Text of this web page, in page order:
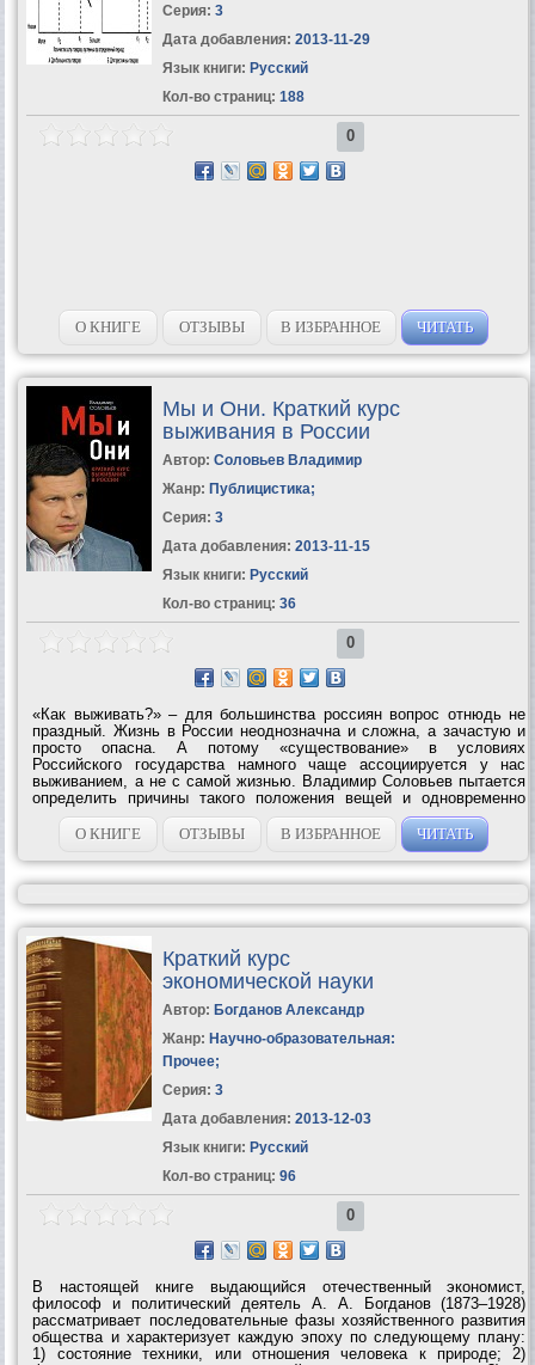
Серия: 3
Дата добавления: 2013-11-29
Язык книги: Русский
Кол-во страниц: 188
0
О КНИГЕ ОТЗЫВЫ В ИЗБРАННОЕ ЧИТАТЬ
Мы и Они. Краткий курс
выживания в России
Автор: Соловьев Владимир
Жанр: Публицистика;
Серия: 3
Дата добавления: 2013-11-15
Язык книги: Русский
Кол-во страниц: 36
0
«Как выживать?» – для большинства россиян вопрос отнюдь не
праздный. Жизнь в России неоднозначна и сложна, а зачастую и
просто опасна. А потому «существование» в условиях
Российского государства намного чаще ассоциируется у нас
выживанием, а не с самой жизнью. Владимир Соловьев пытается
определить причины такого положения вещей и одновременно
дать оценку нам самим. Ведь именно нашим отношением к
происходящему в стране мы обязаны...
О КНИГЕ ОТЗЫВЫ В ИЗБРАННОЕ ЧИТАТЬ
Краткий курс
экономической науки
Автор: Богданов Александр
Жанр: Научно-образовательная:
Прочее;
Серия: 3
Дата добавления: 2013-12-03
Язык книги: Русский
Кол-во страниц: 96
0
В настоящей книге выдающийся отечественный экономист,
философ и политический деятель А. А. Богданов (1873–1928)
рассматривает последовательные фазы хозяйственного развития
общества и характеризует каждую эпоху по следующему плану:
1) состояние техники, или отношения человека к природе; 2)